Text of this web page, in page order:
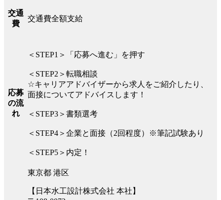
交通
費
交通費全額支給
応募
の流
れ
＜STEP1＞「応募へ進む」を押す
＜STEP2＞転職相談
☆キャリアアドバイザーから求人をご紹介したり、
面接についてアドバイスします！
＜STEP3＞書類選考
＜STEP4＞企業と面接（2回程度）※筆記試験あり
＜STEP5＞内定！
東京都 港区
【日本水工設計株式会社 本社】